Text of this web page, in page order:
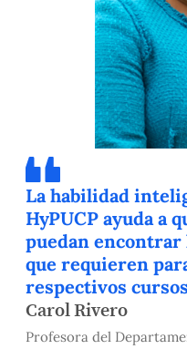
La habilidad
HyPUCP ayuda a
puedan
que requieren
respectivos
Carol Rivero
Profesora del